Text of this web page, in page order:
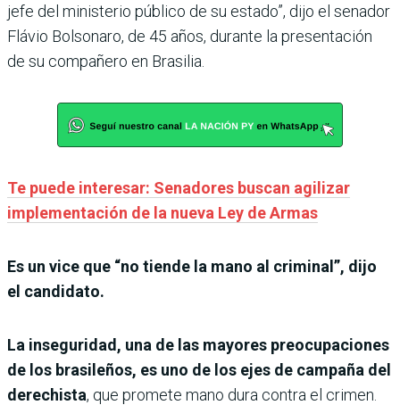
jefe del ministerio público de su estado”, dijo el senador
Flávio Bolsonaro, de 45 años, durante la presentación
de su compañero en Brasilia.
Te puede interesar: Senadores buscan agilizar
implementación de la nueva Ley de Armas
Es un vice que “no tiende la mano al criminal”, dijo
el candidato.
La inseguridad, una de las mayores preocupaciones
de los brasileños, es uno de los ejes de campaña del
derechista, que promete mano dura contra el crimen.